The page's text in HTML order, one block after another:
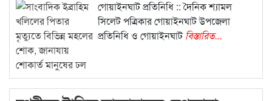
গোয়াইনঘাট প্রতিনিধি :: দৈনিক শ্যামল
সিলেট পত্রিকার গোয়াইনঘাট উপজেলা
প্রতিনিধি ও গোয়াইনঘাটবিস্তারিত...